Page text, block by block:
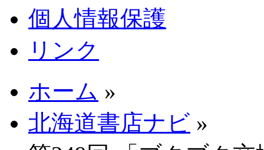
個人情報保護
リンク
ホーム »
北海道書店ナビ »